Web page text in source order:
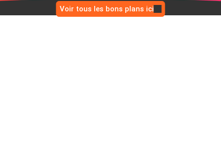
Voir tous les bons plans ici